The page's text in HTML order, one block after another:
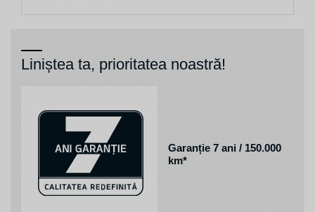
Liniștea ta, prioritatea noastră!
Garanție 7 ani / 150.000
km*